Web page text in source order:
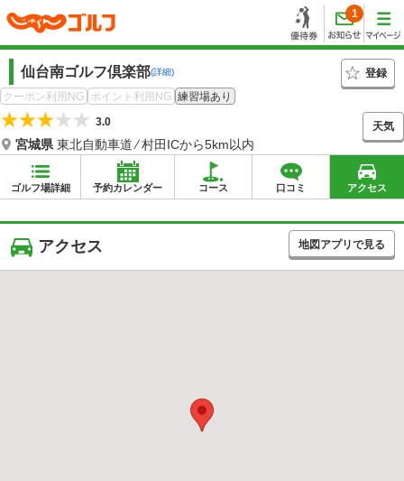
1
仙台南ゴルフ倶楽部(詳細)
登録
クーポン利用NG
ポイント利用NG 練習場あり
3.0
宮城県 東北自動車道 ⁄ 村田ICから5km以内
天気
ゴルフ場詳細 予約カレンダー コース 口コミ アクセス
アクセス 地図アプリで見る